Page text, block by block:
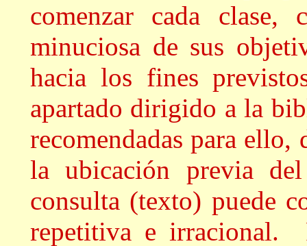
comenzar cada
minuciosa de sus
hacia los fines
apartado dirigido a la
recomendadas para ello,
la ubicación previa
consulta (texto) puede
repetitiva e irracional.